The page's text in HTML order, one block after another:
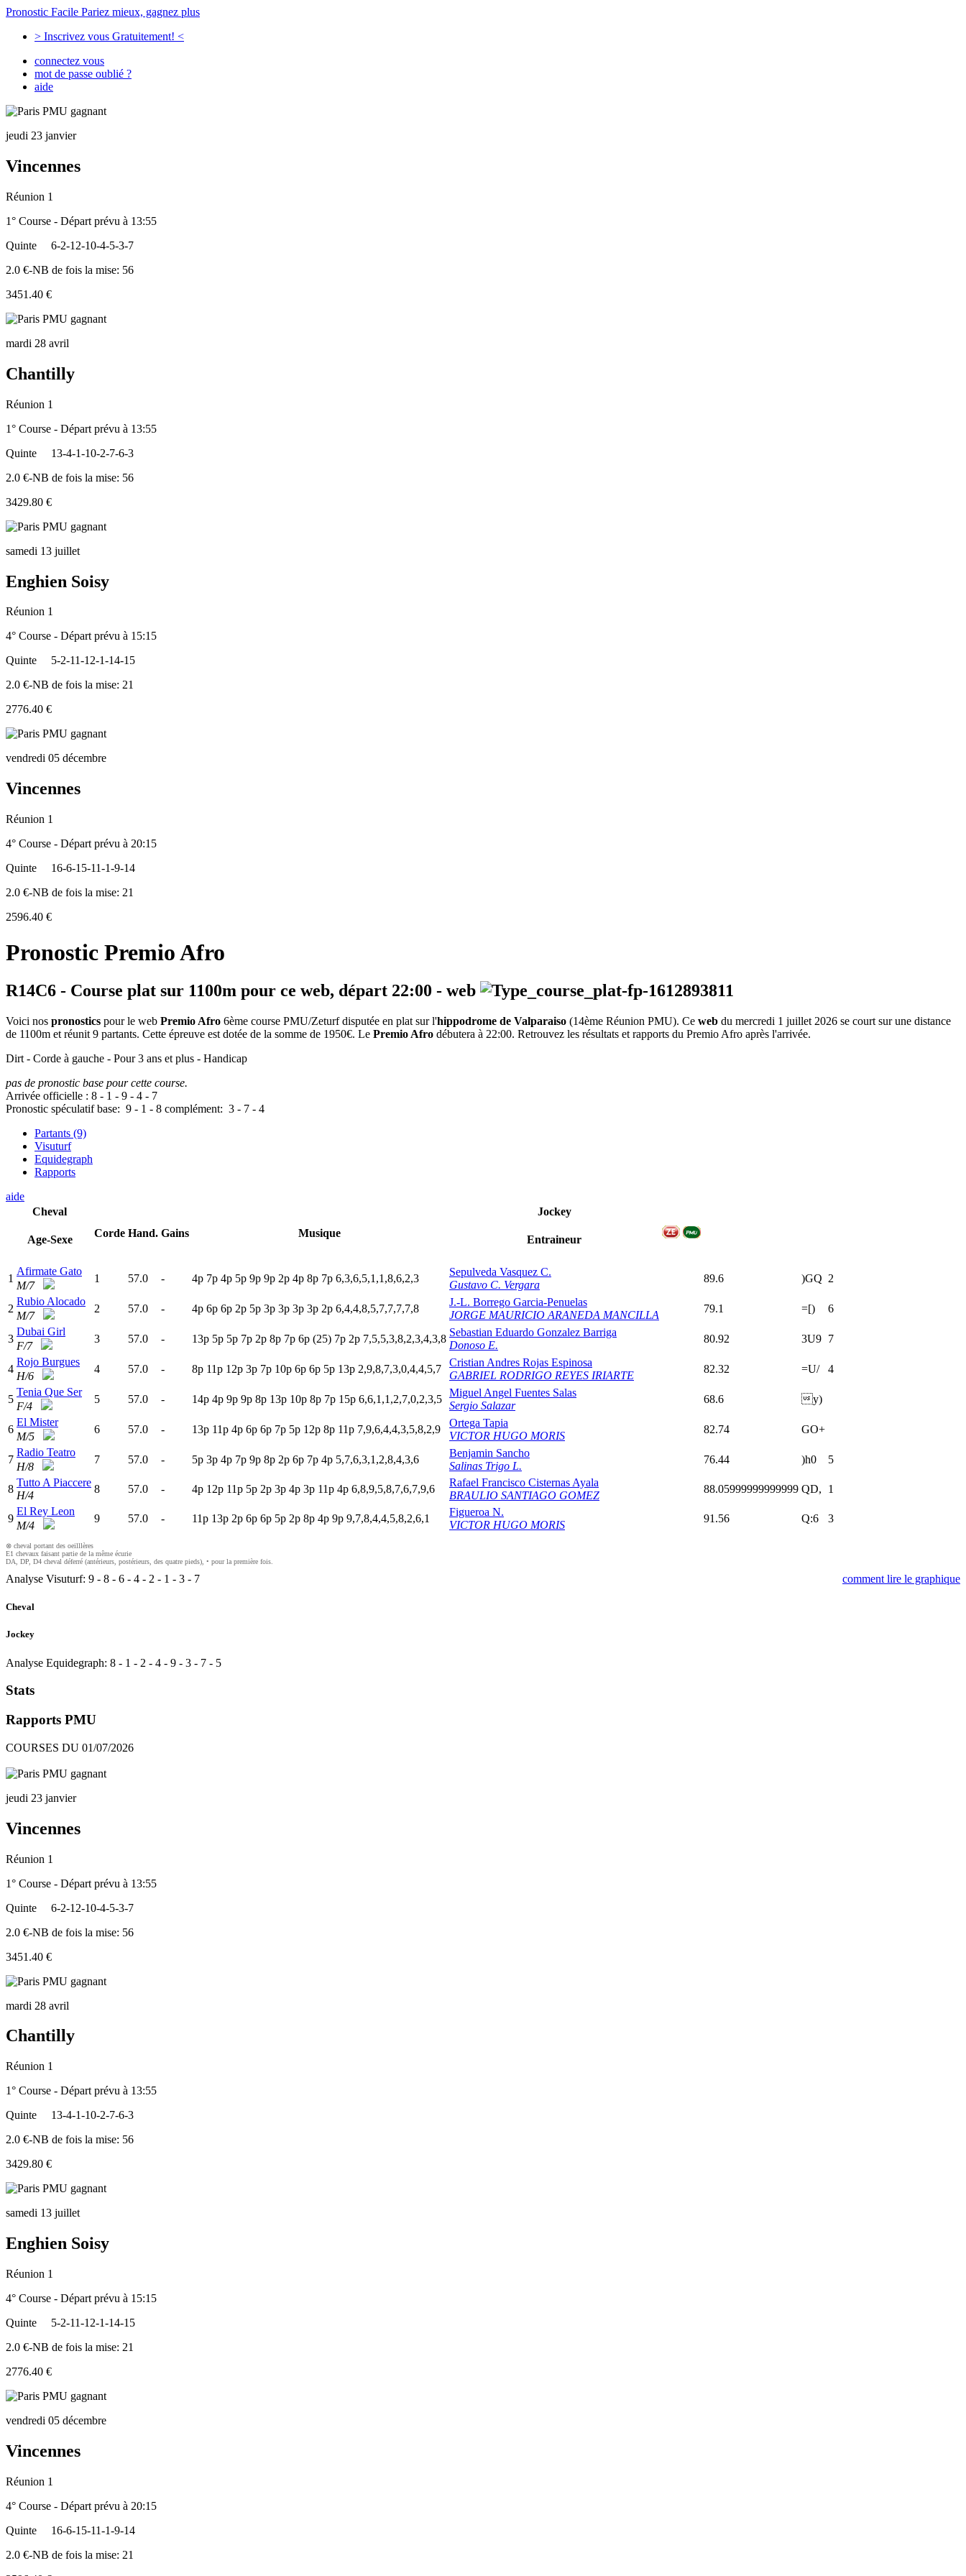
Pronostic Facile Pariez mieux, gagnez plus
> Inscrivez vous Gratuitement! <
connectez vous
mot de passe oublié ?
aide
jeudi 23 janvier
Vincennes
Réunion 1
1° Course - Départ prévu à 13:55
Quinte
6-2-12-10-4-5-3-7
2.0 €-NB de fois la mise: 56
3451.40 €
mardi 28 avril
Chantilly
Réunion 1
1° Course - Départ prévu à 13:55
Quinte
13-4-1-10-2-7-6-3
2.0 €-NB de fois la mise: 56
3429.80 €
samedi 13 juillet
Enghien Soisy
Réunion 1
4° Course - Départ prévu à 15:15
Quinte
5-2-11-12-1-14-15
2.0 €-NB de fois la mise: 21
2776.40 €
vendredi 05 décembre
Vincennes
Réunion 1
4° Course - Départ prévu à 20:15
Quinte
16-6-15-11-1-9-14
2.0 €-NB de fois la mise: 21
2596.40 €
Pronostic Premio Afro
R14C6 - Course plat sur 1100m pour ce web, départ 22:00 - web
Voici nos pronostics pour le web Premio Afro 6ème course PMU/Zeturf disputée en plat sur l'hippodrome de Valparaiso (14ème Réunion PMU). Ce web du mercredi 1 juillet 2026 se court sur une distance
de 1100m et réunit 9 partants. Cette épreuve est dotée de la somme de 1950€. Le Premio Afro débutera à 22:00. Retrouvez les résultats et rapports du Premio Afro après l'arrivée.
Dirt - Corde à gauche - Pour 3 ans et plus - Handicap
pas de pronostic base pour cette course.
Arrivée officielle : 8 - 1 - 9 - 4 - 7
Pronostic spéculatif base: 9 - 1 - 8 complément: 3 - 7 - 4
Partants (9)
Visuturf
Equidegraph
Rapports
aide
Cheval
Age-Sexe
Corde Hand. Gains Musique
Jockey
Entraineur
1
Afirmate Gato
M/7
1 57.0 - 4p 7p 4p 5p 9p 9p 2p 4p 8p 7p 6,3,6,5,1,1,8,6,2,3
Sepulveda Vasquez C.
Gustavo C. Vergara
89.6 )GQ 2
2
Rubio Alocado
M/7
2 57.0 - 4p 6p 6p 2p 5p 3p 3p 3p 3p 2p 6,4,4,8,5,7,7,7,7,8
J.-L. Borrego Garcia-Penuelas
JORGE MAURICIO ARANEDA MANCILLA
79.1 =[) 6
3
Dubai Girl
F/7
3 57.0 - 13p 5p 5p 7p 2p 8p 7p 6p (25) 7p 2p 7,5,5,3,8,2,3,4,3,8
Sebastian Eduardo Gonzalez Barriga
Donoso E.
80.92 3U9 7
4
Rojo Burgues
H/6
4 57.0 - 8p 11p 12p 3p 7p 10p 6p 6p 5p 13p 2,9,8,7,3,0,4,4,5,7
Cristian Andres Rojas Espinosa
GABRIEL RODRIGO REYES IRIARTE
82.32 =U/ 4
5
Tenia Que Ser
F/4
5 57.0 - 14p 4p 9p 9p 8p 13p 10p 8p 7p 15p 6,6,1,1,2,7,0,2,3,5
Miguel Angel Fuentes Salas
Sergio Salazar
68.6 y)
6
El Mister
M/5
6 57.0 - 13p 11p 4p 6p 6p 7p 5p 12p 8p 11p 7,9,6,4,4,3,5,8,2,9
Ortega Tapia
VICTOR HUGO MORIS
82.74 GO+
7
Radio Teatro
H/8
7 57.0 - 5p 3p 4p 7p 9p 8p 2p 6p 7p 4p 5,7,6,3,1,2,8,4,3,6
Benjamin Sancho
Salinas Trigo L.
76.44 )h0 5
8
Tutto A Piaccere
H/4
8 57.0 - 4p 12p 11p 5p 2p 3p 4p 3p 11p 4p 6,8,9,5,8,7,6,7,9,6
Rafael Francisco Cisternas Ayala
BRAULIO SANTIAGO GOMEZ
88.05999999999999 QD, 1
9
El Rey Leon
M/4
9 57.0 - 11p 13p 2p 6p 6p 5p 2p 8p 4p 9p 9,7,8,4,4,5,8,2,6,1
Figueroa N.
VICTOR HUGO MORIS
91.56 Q:6 3
⊗ cheval portant des oeilllères
E1 chevaux faisant partie de la même écurie
DA, DP, D4 cheval déferré (antérieurs, postérieurs, des quatre pieds), • pour la première fois.
Analyse Visuturf: 9 - 8 - 6 - 4 - 2 - 1 - 3 - 7 comment lire le graphique
Cheval
Jockey
Analyse Equidegraph: 8 - 1 - 2 - 4 - 9 - 3 - 7 - 5
Stats
Rapports PMU
COURSES DU 01/07/2026
jeudi 23 janvier
Vincennes
Réunion 1
1° Course - Départ prévu à 13:55
Quinte
6-2-12-10-4-5-3-7
2.0 €-NB de fois la mise: 56
3451.40 €
mardi 28 avril
Chantilly
Réunion 1
1° Course - Départ prévu à 13:55
Quinte
13-4-1-10-2-7-6-3
2.0 €-NB de fois la mise: 56
3429.80 €
samedi 13 juillet
Enghien Soisy
Réunion 1
4° Course - Départ prévu à 15:15
Quinte
5-2-11-12-1-14-15
2.0 €-NB de fois la mise: 21
2776.40 €
vendredi 05 décembre
Vincennes
Réunion 1
4° Course - Départ prévu à 20:15
Quinte
16-6-15-11-1-9-14
2.0 €-NB de fois la mise: 21